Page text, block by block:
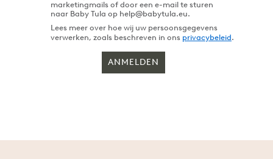
marketingmails of door een e-mail te sturen
naar Baby Tula op help@babytula.eu.
Lees meer over hoe wij uw persoonsgegevens
verwerken, zoals beschreven in ons privacybeleid.
ANMELDEN